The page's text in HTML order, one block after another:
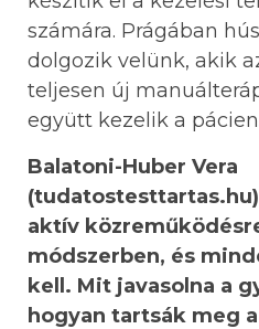
számára. Prágában
dolgozik velünk, akik
teljesen új
együtt kezelik a
Balatoni-Huber Vera
aktív
módszerben, és
kell. Mit javasolna a
hogyan tartsák meg